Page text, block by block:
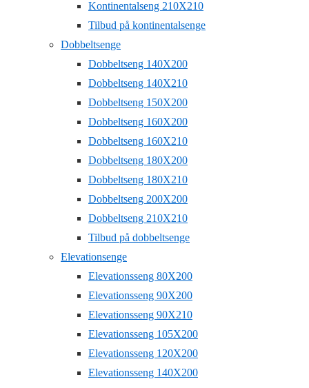
Kontinentalseng 210X210
Tilbud på kontinentalsenge
Dobbeltsenge
Dobbeltseng 140X200
Dobbeltseng 140X210
Dobbeltseng 150X200
Dobbeltseng 160X200
Dobbeltseng 160X210
Dobbeltseng 180X200
Dobbeltseng 180X210
Dobbeltseng 200X200
Dobbeltseng 210X210
Tilbud på dobbeltsenge
Elevationsenge
Elevationsseng 80X200
Elevationsseng 90X200
Elevationsseng 90X210
Elevationsseng 105X200
Elevationsseng 120X200
Elevationsseng 140X200